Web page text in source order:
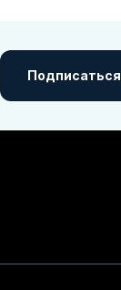
Подписаться